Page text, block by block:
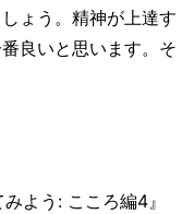
ょう。精神が上達す
良いと思います。そ
よう: こころ編4』